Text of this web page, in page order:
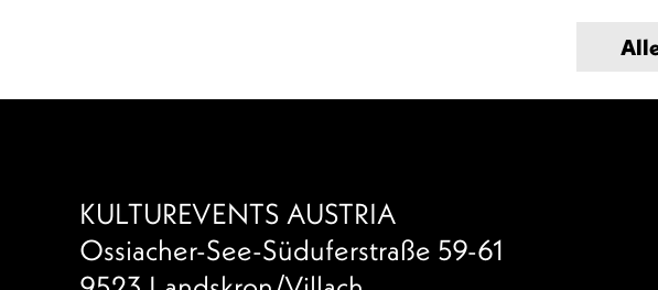
KULTUREVENTS AUSTRIA
Ossiacher-See-Süduferstraße 59-61